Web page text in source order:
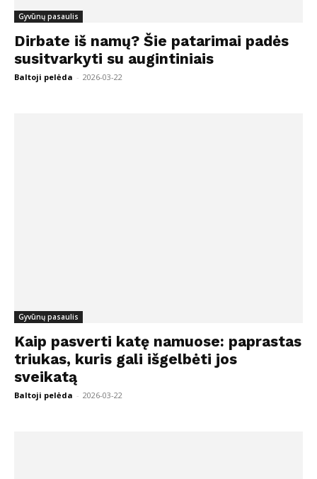
Gyvūnų pasaulis
Dirbate iš namų? Šie patarimai padės
susitvarkyti su augintiniais
Baltoji pelėda - 2026-03-22
Gyvūnų pasaulis
Kaip pasverti katę namuose: paprastas
triukas, kuris gali išgelbėti jos
sveikatą
Baltoji pelėda - 2026-03-22